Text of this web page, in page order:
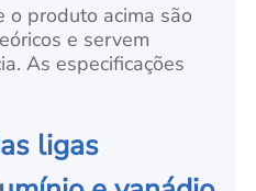
o produto acima são
e servem
As especificações
ligas